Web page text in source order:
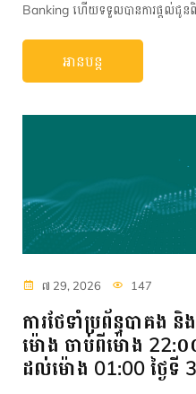
Banking ហើយទទួលបានការផ្តល់ជូន
អានបន្ត
៧ 29, 2026 147
ការថែទាំប្រព័ន្ធបាគង
ម៉ោង ចាប់ពីម៉ោង 22:០
ដល់ម៉ោង 01:00 ថ្ងៃទី